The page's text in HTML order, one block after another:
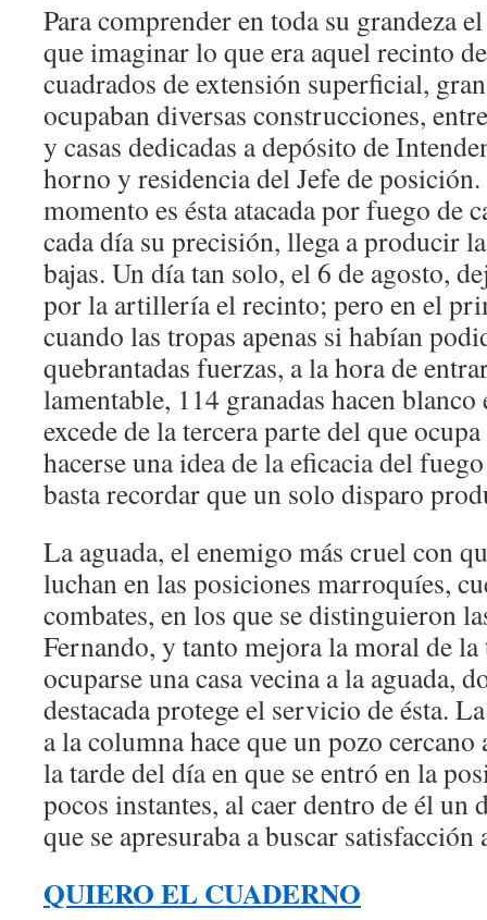
Para comprender en toda su grandeza
que imaginar lo que era aquel recinto
cuadrados de extensión superficial,
ocupaban diversas construcciones,
y casas dedicadas a depósito de
horno y residencia del Jefe de
momento es ésta atacada por fuego de
cada día su precisión, llega a producir
bajas. Un día tan solo, el 6 de agosto,
por la artillería el recinto; pero en el
cuando las tropas apenas si habían
quebrantadas fuerzas, a la hora de
lamentable, 114 granadas hacen
excede de la tercera parte del que
hacerse una idea de la eficacia del
basta recordar que un solo disparo
La aguada, el enemigo más cruel con
luchan en las posiciones marroquíes,
combates, en los que se distinguieron
Fernando, y tanto mejora la moral de
ocuparse una casa vecina a la aguada,
destacada protege el servicio de ésta.
a la columna hace que un pozo
la tarde del día en que se entró en la
pocos instantes, al caer dentro de él un
que se apresuraba a buscar
QUIERO EL CUADERNO